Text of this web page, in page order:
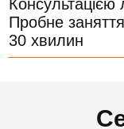
Консультацією
Пробне
30 хвилин